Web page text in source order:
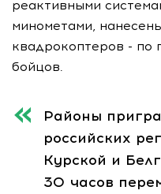
реактивными
минометами,
квадрокоптеров - по
бойцов.
Районы
российских
Курской и
30 часов